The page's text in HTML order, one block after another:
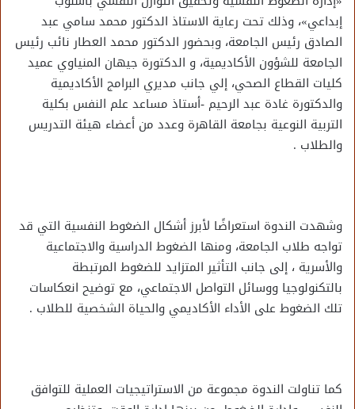
إبداعي»، وذلك تحت رعاية الاستاذ الدكتور محمد سامي عبد
الصادق رئيس الجامعة، وبحضور الدكتور محمد العطار نائب رئيس
الجامعة للشؤون الأكاديمية، و الدكتورة جيهان المنياوي عميد
كليات القطاع الصحي، إلي جانب مديري البرامج الأكاديمية
والدكتورة غادة عبد الرحيم -أستاذ مساعد علم النفس بكلية
التربية النوعية بجامعة القاهرة وعدد من أعضاء هيئة التدريس
والطلاب .
وشهدت الندوة استعراضًا لأبرز أشكال الضغوط النفسية التي قد
تواجه طلاب الجامعة، ومنها الضغوط الدراسية والاجتماعية
والأسرية ، إلى جانب التأثير المتزايد للضغوط المرتبطة
بالتكنولوجيا ووسائل التواصل الاجتماعي، مع توضيح انعكاسات
تلك الضغوط على الأداء الأكاديمي والحياة الشخصية للطلاب .
كما تناولت الندوة مجموعة من الاستراتيجيات العملية للتوافق